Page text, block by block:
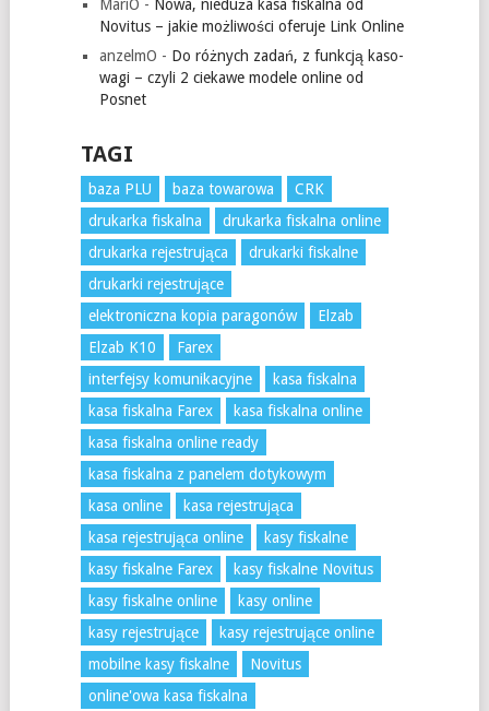
MariO - Nowa, nieduża kasa fiskalna od
Novitus – jakie możliwości oferuje Link Online
anzelmO - Do różnych zadań, z funkcją kaso-
wagi – czyli 2 ciekawe modele online od
Posnet
TAGI
baza PLU baza towarowa
CRK
drukarka fiskalna
drukarka fiskalna online
drukarka rejestrująca
drukarki fiskalne
drukarki rejestrujące
elektroniczna kopia paragonów
Elzab
Elzab K10
Farex
interfejsy komunikacyjne
kasa fiskalna
kasa fiskalna Farex
kasa fiskalna online
kasa fiskalna online ready
kasa fiskalna z panelem dotykowym
kasa online
kasa rejestrująca
kasa rejestrująca online
kasy fiskalne
kasy fiskalne Farex
kasy fiskalne Novitus
kasy fiskalne online
kasy online
kasy rejestrujące
kasy rejestrujące online
mobilne kasy fiskalne
Novitus
online'owa kasa fiskalna